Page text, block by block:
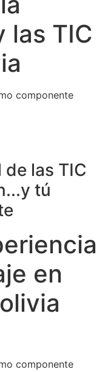
las TIC
componente
las TIC
tú
en
componente